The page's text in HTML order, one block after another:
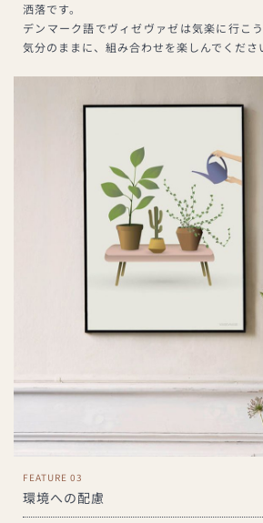
洒落です。
デンマーク語でヴィゼヴァゼは気楽に行こ
気分のままに、組み合わせを楽しんでくださ
FEATURE 03
環境への配慮